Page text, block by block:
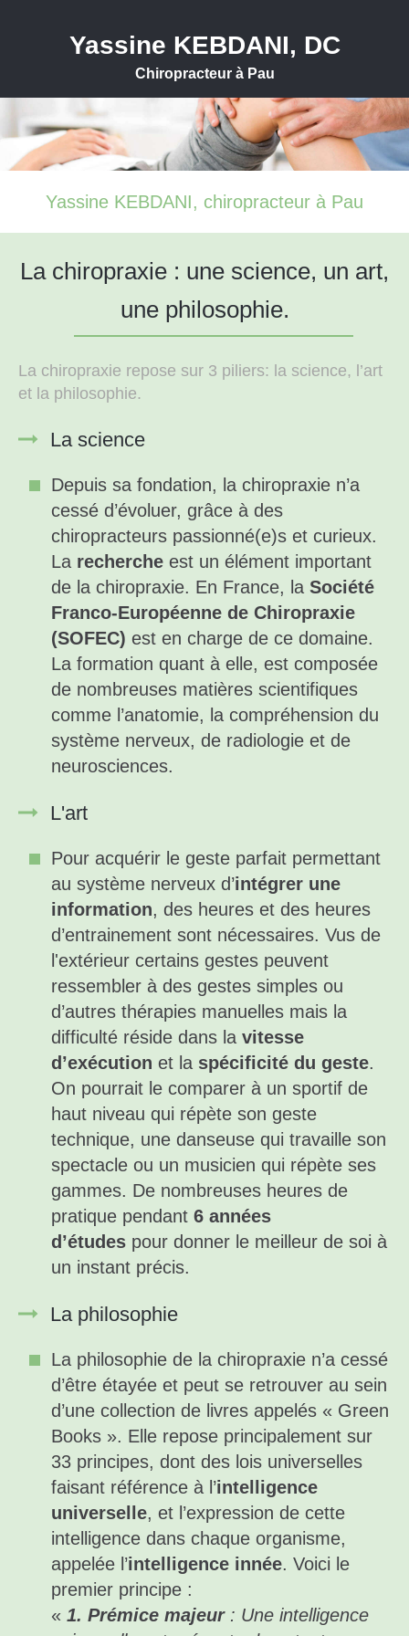
Yassine KEBDANI, DC
Chiropracteur à Pau
Yassine KEBDANI, chiropracteur à Pau
La chiropraxie : une science, un art,
une philosophie.
La chiropraxie repose sur 3 piliers: la science, l’art
et la philosophie.
La science
Depuis sa fondation, la chiropraxie n’a
cessé d’évoluer, grâce à des
chiropracteurs passionné(e)s et curieux.
La recherche est un élément important
de la chiropraxie. En France, la Société
Franco-Européenne de Chiropraxie
(SOFEC) est en charge de ce domaine.
La formation quant à elle, est composée
de nombreuses matières scientifiques
comme l’anatomie, la compréhension du
système nerveux, de radiologie et de
neurosciences.
L'art
Pour acquérir le geste parfait permettant
au système nerveux d’intégrer une
information, des heures et des heures
d’entrainement sont nécessaires. Vus de
l'extérieur certains gestes peuvent
ressembler à des gestes simples ou
d’autres thérapies manuelles mais la
difficulté réside dans la vitesse
d’exécution et la spécificité du geste.
On pourrait le comparer à un sportif de
haut niveau qui répète son geste
technique, une danseuse qui travaille son
spectacle ou un musicien qui répète ses
gammes. De nombreuses heures de
pratique pendant 6 années
d’études pour donner le meilleur de soi à
un instant précis.
La philosophie
La philosophie de la chiropraxie n’a cessé
d’être étayée et peut se retrouver au sein
d’une collection de livres appelés « Green
Books ». Elle repose principalement sur
33 principes, dont des lois universelles
faisant référence à l’intelligence
universelle, et l’expression de cette
intelligence dans chaque organisme,
appelée l’intelligence innée. Voici le
premier principe :
« 1. Prémice majeur: Une intelligence